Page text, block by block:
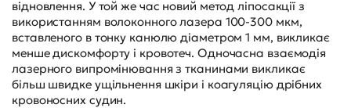
відновлення. У той же час новий метод ліпосакції з
використанням волоконного лазера 100-300 мкм,
вставленого в тонку канюлю діаметром 1 мм, викликає
менше дискомфорту і кровотеч. Одночасна взаємодія
лазерного випромінювання з тканинами викликає
більш швидке ущільнення шкіри і коагуляцію дрібних
кровоносних судин.